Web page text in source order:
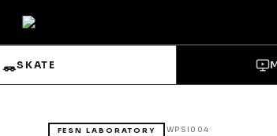
SKATE
FESN LABORATORY WPSI004